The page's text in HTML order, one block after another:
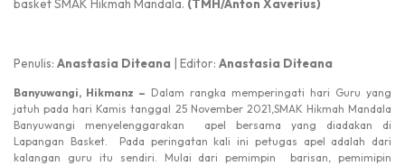
basket SMAK Hikmah Mandala. (TMH/Anton Xaverius)
Penulis: Anastasia Diteana | Editor: Anastasia Diteana
Banyuwangi, Hikmanz – Dalam rangka memperingati hari Guru yang
jatuh pada hari Kamis tanggal 25 November 2021,SMAK Hikmah Mandala
Banyuwangi menyelenggarakan apel bersama yang diadakan di
Lapangan Basket. Pada peringatan kali ini petugas apel adalah dari
kalangan guru itu sendiri. Mulai dari pemimpin barisan, pemimipin